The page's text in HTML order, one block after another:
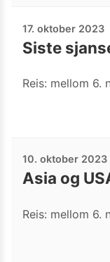
17. oktober 2023
Siste
Reis: mellom 6.
10. oktober 2023
Asia og
Reis: mellom 6.